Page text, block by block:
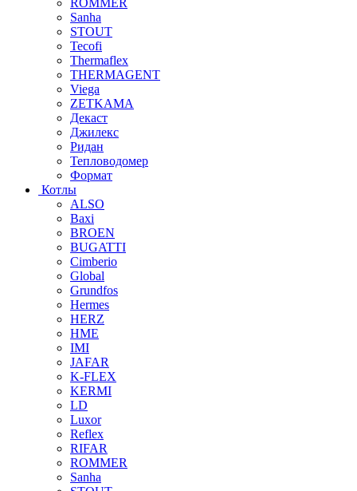
Sanha
STOUT
Tecofi
Thermaflex
THERMAGENT
Viega
ZETKAMA
Декаст
Джилекс
Ридан
Тепловодомер
Формат
Котлы
ALSO
Baxi
BROEN
BUGATTI
Cimberio
Global
Grundfos
Hermes
HERZ
HME
IMI
JAFAR
K-FLEX
KERMI
LD
Luxor
Reflex
RIFAR
ROMMER
Sanha